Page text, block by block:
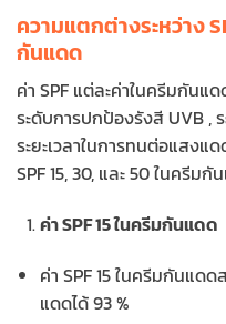
ความแตกต่างระหว่าง
กันแดด
ค่า SPF แต่ละค่าในครีมกัน
ระดับการปกป้องรังสี UVB , ร
ระยะเวลาในการทนต่อแสงแ
SPF 15, 30, และ 50 ในครีม
ค่า SPF 15 ในครีมกันแดด
ค่า SPF 15 ในครีมกันแด
แดดได้ 93 %